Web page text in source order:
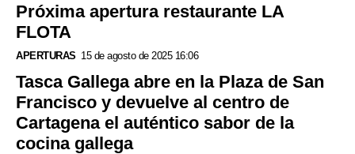
Próxima apertura restaurante LA
FLOTA
APERTURAS 15 de agosto de 2025 16:06
Tasca Gallega abre en la Plaza de San
Francisco y devuelve al centro de
Cartagena el auténtico sabor de la
cocina gallega